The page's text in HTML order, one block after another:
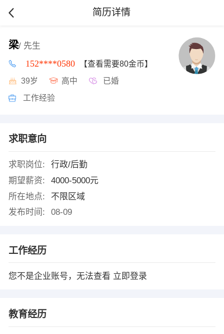
简历详情
梁/ 先生
152****0580 【查看需要80金币】
39岁 高中 已婚
工作经验
求职意向
求职岗位:
行政/后勤
期望薪资:
4000-5000元
所在地点:
不限区域
发布时间:
08-09
工作经历
您不是企业账号，无法查看 立即登录
教育经历